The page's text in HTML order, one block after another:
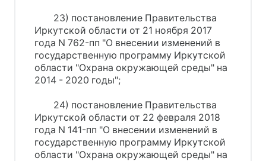
23) постановление Правительства
Иркутской области от 21 ноября 2017
года N 762-пп "О внесении изменений в
государственную программу Иркутской
области "Охрана окружающей среды" на
2014 - 2020 годы";
24) постановление Правительства
Иркутской области от 22 февраля 2018
года N 141-пп "О внесении изменений в
государственную программу Иркутской
области "Охрана окружающей среды" на